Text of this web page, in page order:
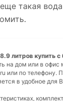
такая
литров купить с
на дом или в
или по телефону.
в удобное для